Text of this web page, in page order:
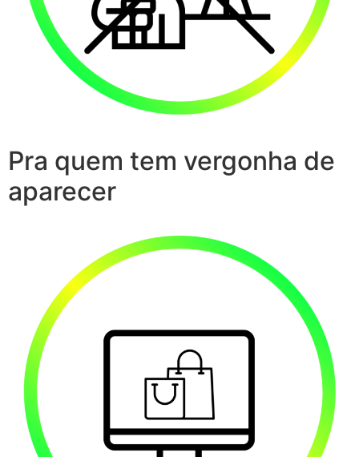
Pra quem tem vergonha de
aparecer